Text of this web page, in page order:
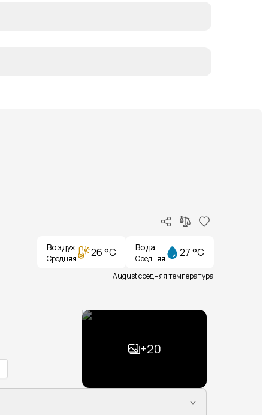
Воздух
Средняя 26 °C Вода
Средняя 27 °C
August средняя температура
+20